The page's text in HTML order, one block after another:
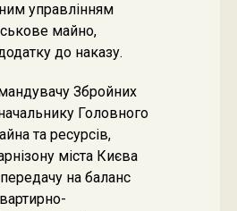
управлінням
майно,
до наказу.
Збройних
Головного
та ресурсів,
міста Києва
на баланс